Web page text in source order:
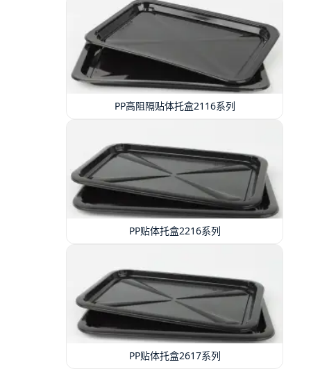
PP高阻隔贴体托盒2116系列
PP贴体托盒2216系列
PP贴体托盒2617系列